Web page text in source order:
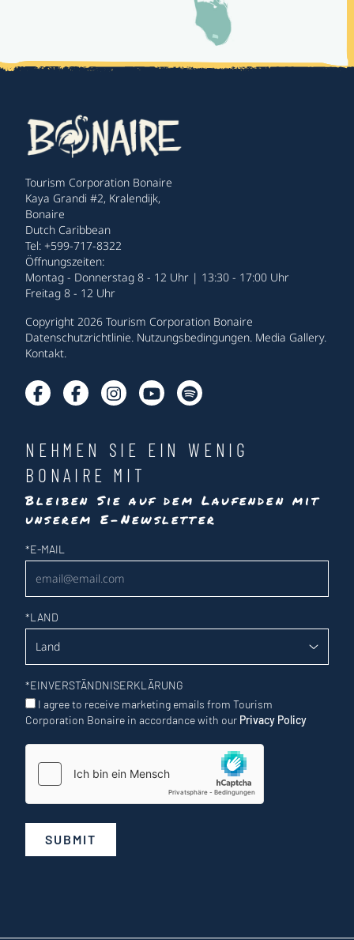
Tourism Corporation Bonaire
Kaya Grandi #2, Kralendijk,
Bonaire
Dutch Caribbean
Tel: +599-717-8322
Öffnungszeiten:
Montag - Donnerstag 8 - 12 Uhr | 13:30 - 17:00 Uhr
Freitag 8 - 12 Uhr
Copyright 2026 Tourism Corporation Bonaire
Datenschutzrichtlinie. Nutzungsbedingungen. Media Gallery.
Kontakt.
NEHMEN SIE EIN WENIG
BONAIRE MIT
Bleiben Sie auf dem Laufenden mit
unserem E-Newsletter
Newsletter
*E-MAIL
*LAND
*EINVERSTÄNDNISERKLÄRUNG
I agree to receive marketing emails from Tourism
Corporation Bonaire in accordance with our Privacy Policy
SUBMIT